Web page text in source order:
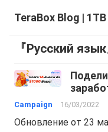
『Русский язык
Campaign 16/03/2022
Обновление от 23